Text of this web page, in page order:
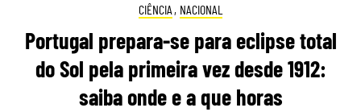
CIÊNCIA , NACIONAL
Portugal prepara-se para eclipse total
do Sol pela primeira vez desde 1912:
saiba onde e a que horas